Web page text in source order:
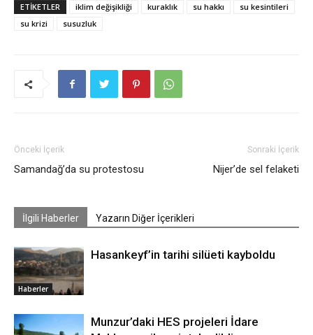
ETIKETLER iklim değişikliği kuraklık su hakkı
su kesintileri
su krizi
susuzluk
Önceki İçerik
Samandağ’da su protestosu
Sonraki İçerik
Nijer’de sel felaketi
İlgili Haberler Yazarın Diğer İçerikleri
Haberler
Hasankeyf’in tarihi silüeti kayboldu
Munzur’daki HES projeleri İdare